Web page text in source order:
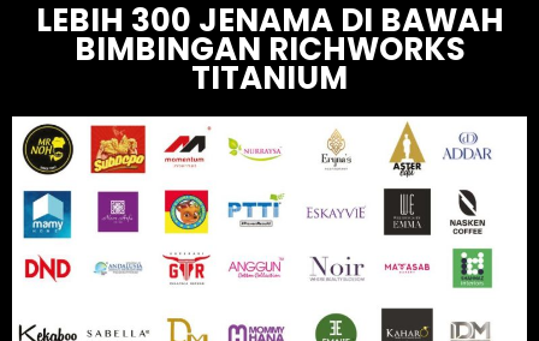
LEBIH 300 JENAMA DI BAWAH
BIMBINGAN RICHWORKS
TITANIUM